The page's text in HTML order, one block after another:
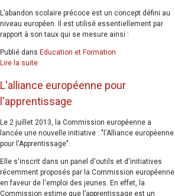
L’abandon scolaire précoce est un concept défini au
niveau européen. Il est utilisé essentiellement par
rapport à son taux qui se mesure ainsi :
Publié dans Education et Formation
Lire la suite
L'alliance européenne pour
l'apprentissage
Le 2 juillet 2013, la Commission européenne a
lancée une nouvelle initiative : "l'Alliance européenne
pour l'Apprentissage".
Elle s'inscrit dans un panel d'outils et d'initiatives
récemment proposés par la Commission européenne
en faveur de l'emploi des jeunes. En effet, la
Commission estime que l’apprentissage est un